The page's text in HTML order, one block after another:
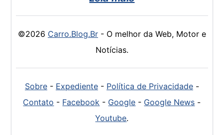
©2026 Carro.Blog.Br- O melhor da Web, Motor e
Notícias.
Sobre- Expediente- Política de Privacidade-
Contato - Facebook - Google - Google News -
Youtube.